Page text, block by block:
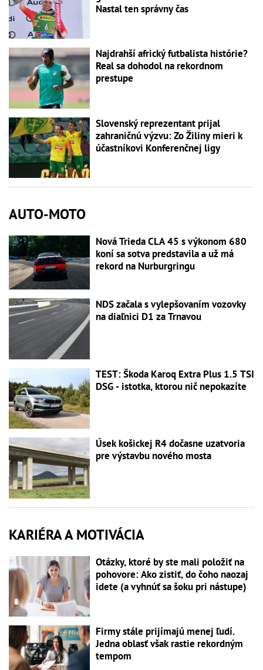
Nastal ten správny čas
Najdrahší africký futbalista histórie?
Real sa dohodol na rekordnom
prestupe
Slovenský reprezentant prijal
zahraničnú výzvu: Zo Žiliny mieri k
účastníkovi Konferenčnej ligy
AUTO-MOTO
Nová Trieda CLA 45 s výkonom 680
koní sa sotva predstavila a už má
rekord na Nurburgringu
NDS začala s vylepšovaním vozovky
na diaľnici D1 za Trnavou
TEST: Škoda Karoq Extra Plus 1.5 TSI
DSG - istotka, ktorou nič nepokazíte
Úsek košickej R4 dočasne uzatvoria
pre výstavbu nového mosta
KARIÉRA A MOTIVÁCIA
Otázky, ktoré by ste mali položiť na
pohovore: Ako zistiť, do čoho naozaj
idete (a vyhnúť sa šoku pri nástupe)
Firmy stále prijímajú menej ľudí.
Jedna oblasť však rastie rekordným
tempom